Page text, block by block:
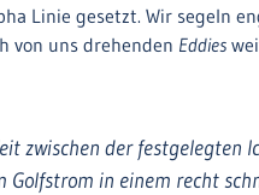
Linie gesetzt. Wir segeln
von uns drehenden Eddies
zwischen der festgelegten
in einem recht